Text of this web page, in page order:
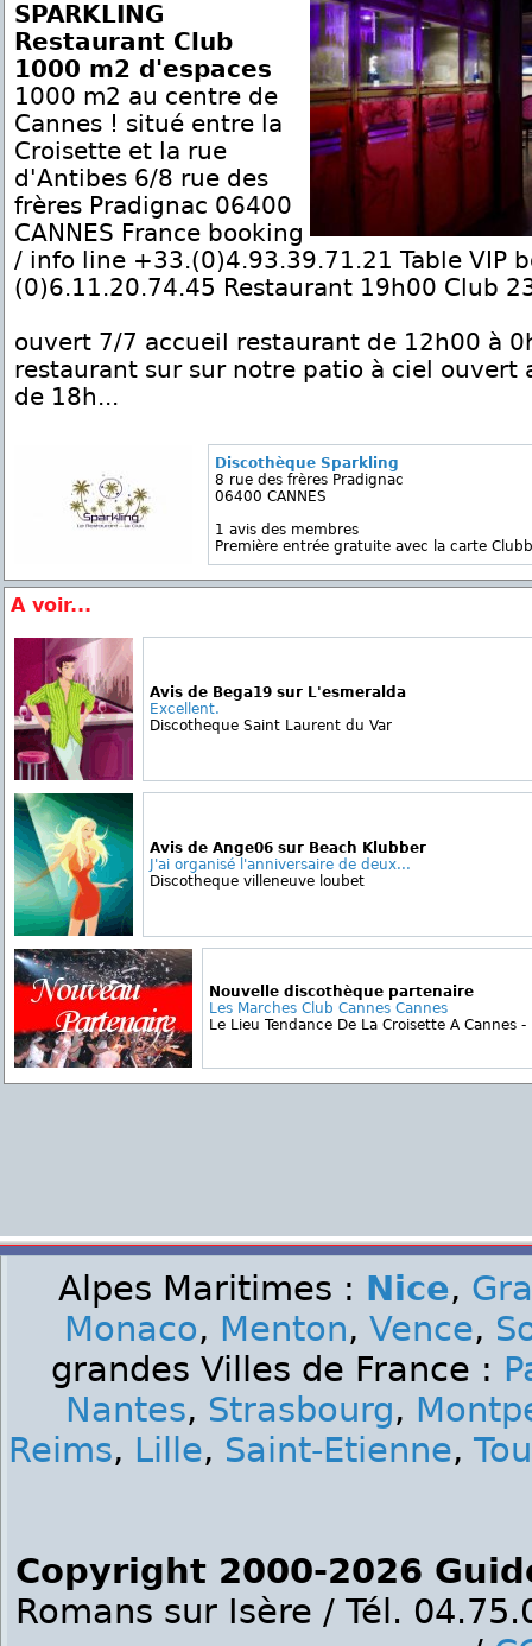
SPARKLING
Restaurant Club
1000 m2 d'espaces
1000 m2 au centre de
Cannes ! situé entre la
Croisette et la rue
d'Antibes 6/8 rue des
frères Pradignac 06400
CANNES France booking
/ info line +33.(0)4.93.39.71.21 Table VIP
(0)6.11.20.74.45 Restaurant 19h00 Club
ouvert 7/7 accueil restaurant de 12h00 à
restaurant sur sur notre patio à ciel ouvert
de 18h...
Discothèque Sparkling
8 rue des frères Pradignac
06400 CANNES
1 avis des membres
Première entrée gratuite avec la carte
A voir...
Avis de Bega19 sur L'esmeralda
Excellent.
Discotheque Saint Laurent du Var
Avis de Ange06 sur Beach Klubber
J'ai organisé l'anniversaire de deux...
Discotheque villeneuve loubet
Nouvelle discothèque partenaire
Les Marches Club Cannes Cannes
Le Lieu Tendance De La Croisette A Cannes
Alpes Maritimes : Nice,
Monaco, Menton, Vence,
grandes Villes de France :
Nantes, Strasbourg,
Reims, Lille, Saint-Etienne,
Copyright 2000-2026
Romans sur Isère / Tél.